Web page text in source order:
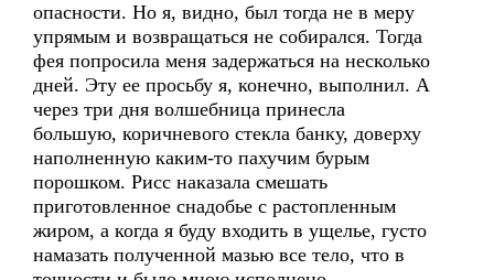
опасности. Но я, видно, был тогда не в меру
упрямым и возвращаться не собирался. Тогда
фея попросила меня задержаться на несколько
дней. Эту ее просьбу я, конечно, выполнил. А
через три дня волшебница принесла
большую, коричневого стекла банку, доверху
наполненную каким-то пахучим бурым
порошком. Рисс наказала смешать
приготовленное снадобье с растопленным
жиром, а когда я буду входить в ущелье, густо
намазать полученной мазью все тело, что в